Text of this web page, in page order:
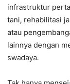
infrastruktur
tani, rehabilitasi
atau
lainnya dengan
swadaya.